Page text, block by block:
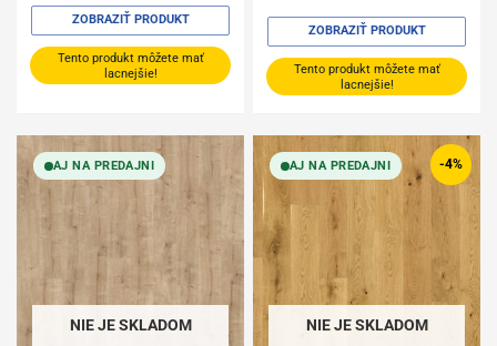
Tento produkt môžete mať
lacnejšie!
ZOBRAZIŤ PRODUKT
Tento produkt môžete mať
lacnejšie!
ZOBRAZIŤ PRODUKT
AJ NA PREDAJNI
NIE JE SKLADOM
-4%
AJ NA PREDAJNI
NIE JE SKLADOM
Original
price
was:
68,99 €.
Current
price
is:
65,99 €.